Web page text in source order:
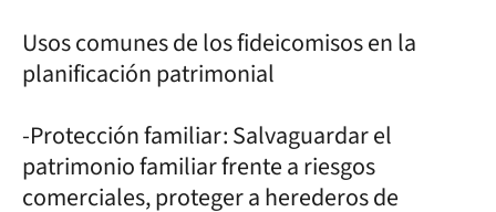
Usos comunes de los fideicomisos en la
planificación patrimonial
-Protección familiar: Salvaguardar el
patrimonio familiar frente a riesgos
comerciales, proteger a herederos de